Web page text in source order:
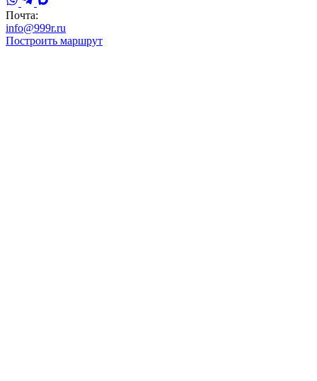
Почта:
info@999r.ru
Построить маршрут